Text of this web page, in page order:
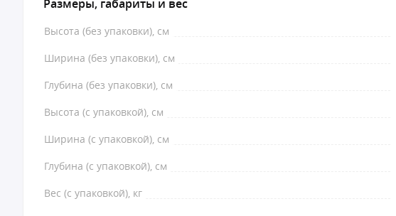
Размеры, габариты и вес
Высота (без упаковки), см
Ширина (без упаковки), см
Глубина (без упаковки), см
Высота (с упаковкой), см
Ширина (с упаковкой), см
Глубина (с упаковкой), см
Вес (с упаковкой), кг